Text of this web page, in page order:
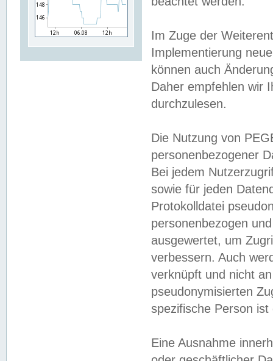
Im Zuge der
Implementierung
können auch
Daher empfehlen wir
durchzulesen.
Die Nutzung von
personenbezogener
Bei jedem
sowie für jeden
Protokolldatei
personenbezogen
ausgewertet, um
verbessern. Auch
verknüpft und nicht
pseudonymisierten
spezifische Person
Eine Ausnahme